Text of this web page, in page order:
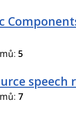
5
speech
7